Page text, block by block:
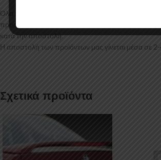
Όλα τα προϊόντα μας συσκευάζονται και
προστατευτικό νάιλον μέσα στο κουτί τους για
κατά την αποστολή.
Η αποστολή των προϊόντων μας γίνεται μέσα σε 2-
Σχετικά προϊόντα